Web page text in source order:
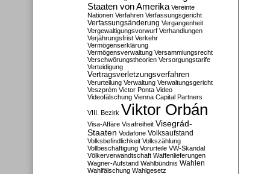
Staaten von Amerika Vereinte
Nationen Verfahren Verfassungsgericht
Verfassungsänderung Vergangenheit
Vergewaltigungsvorwurf Verhandlungen
Verjährungsfrist Verkehr
Vermögenserklärung
Vermögensverwaltung Versammlungsrecht
Verschwörungstheorien Versorgungstarife
Verteidigung
Vertragsverletzungsverfahren
Verurteilung Verwaltung Verwaltungsgericht
Veszprém Victor Ponta Video
Videofälschung Vienna Capital Partners
VIII. Bezirk Viktor Orbán
Visa-Affäre Visafreiheit Visegrád-
Staaten Vodafone Volksaufstand
Volksbefindlichkeit Volkszählung
Vollbeschäftigung Vorurteile VW-Skandal
Völkerverwandtschaft Waffenlieferungen
Wagner-Aufstand Wahlbündnis Wahlen
Wahlfälschung Wahlgesetz